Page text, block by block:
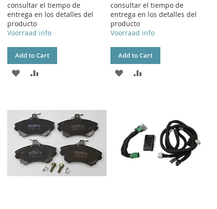
consultar el tiempo de
entrega en los detalles del
producto
Voorraad info
Add to Cart
ADD
LIST
consultar el tiempo de
entrega en los detalles del
producto
Voorraad info
Add to Cart
ADD